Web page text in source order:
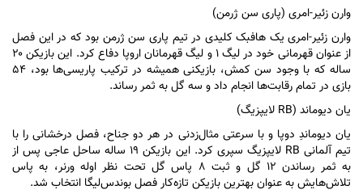
وارن زئیر-امری (پاری سن ژرمن)
وارن زئیر-امری یک هافبک کلیدی در تیم پاری سن ژرمن بود که در این فصل
از عنوان قهرمانی خود در لیگ ۱ و لیگ قهرمانان اروپا دفاع کرد. این بازیکن ۲۰
ساله که با وجود سن کمش، بازیکنی همیشه در ترکیب پاریسی‌ها بود، ۵۴
بازی در تمام رقابت‌ها انجام داد و سه گل به ثمر رساند.
یان دیوماند (RB لایپزیگ)
یان ​​دیوماندِ دوپا و با سرعتی مثال‌زدنی در هر دو جناح، فصل درخشانی را با
تیم آلمانی RB لایپزیگ سپری کرد. این بازیکن ۱۹ ساله ساحل عاجی پس از
به ثمر رساندن ۱۲ گل و ثبت ۸ پاس گل تحت نظر اوله ورنر، به پاس
تلاش‌هایش به عنوان بهترین بازیکن تازه‌کار فصل بوندس‌لیگا انتخاب شد.